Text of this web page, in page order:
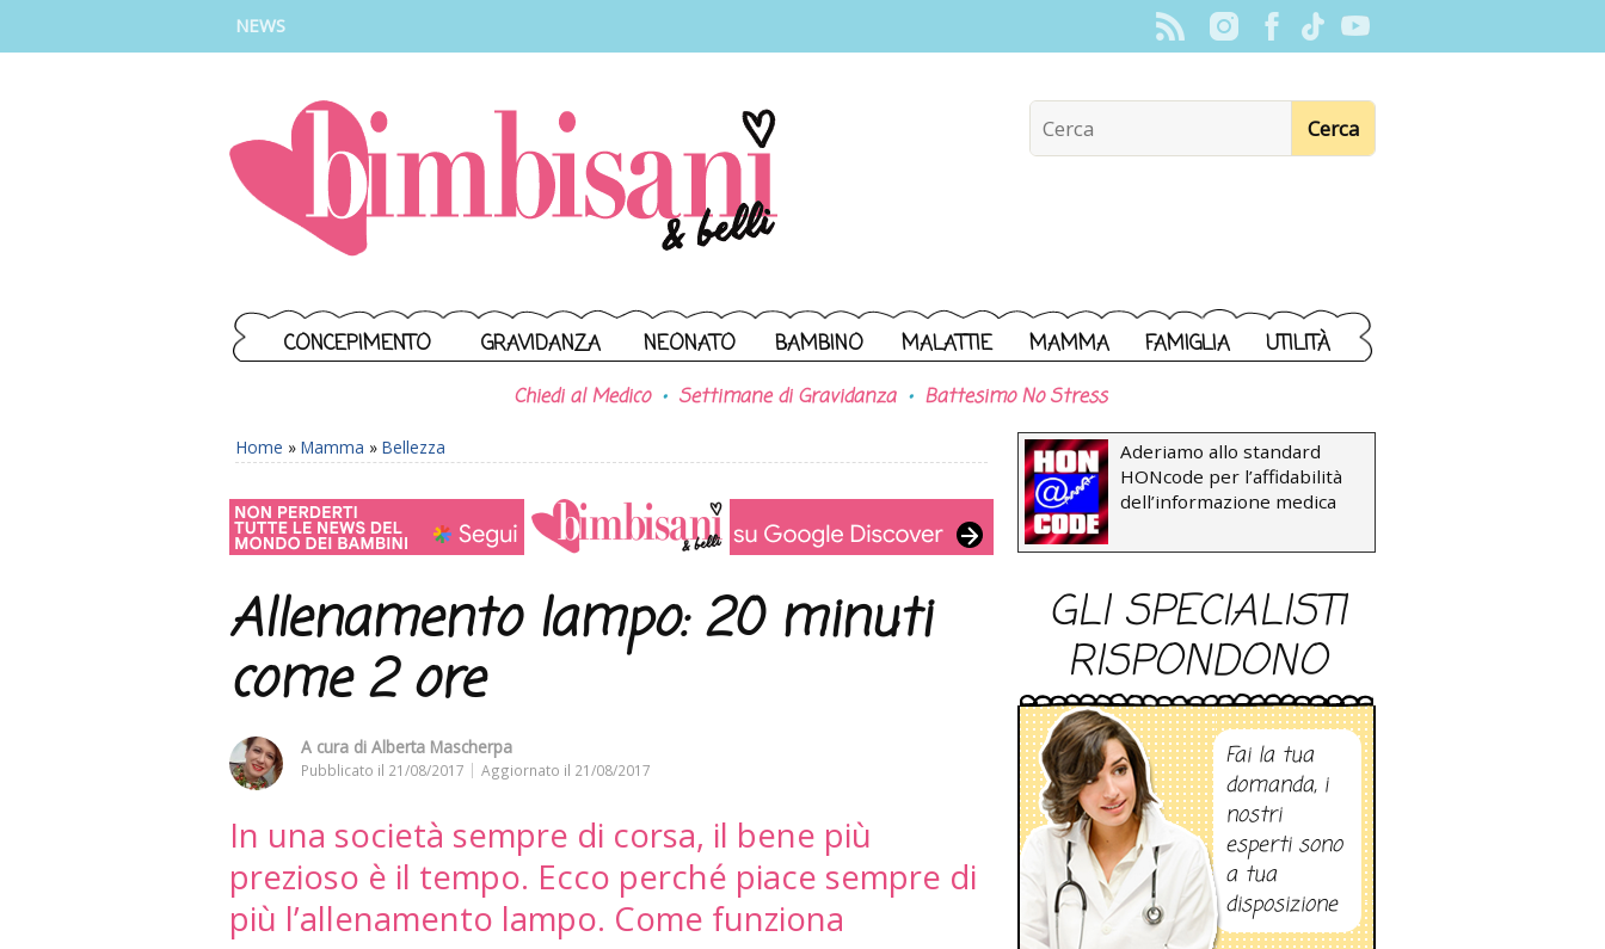
NEWS
CONCEPIMENTO GRAVIDANZA NEONATO BAMBINO MALATTIE MAMMA FAMIGLIA UTILITÀ
Chiedi al Medico Settimane di Gravidanza Battesimo No Stress
Home » Mamma » Bellezza
Allenamento lampo: 20 minuti
come 2 ore
A cura di Alberta Mascherpa
Pubblicato il 21/08/2017 Aggiornato il 21/08/2017
In una società sempre di corsa, il bene più
prezioso è il tempo. Ecco perché piace sempre di
più l’allenamento lampo. Come funziona
Aderiamo allo standard
HONcode per l’affidabilità
dell’informazione medica
GLI SPECIALISTI
RISPONDONO
Fai la tua
domanda, i
nostri
esperti sono
a tua
disposizione